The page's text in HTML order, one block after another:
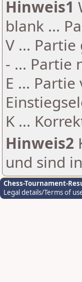
Hinweis1
blank ...
V ...
- ... Partie
E ...
K ...
Hinweis2
und sind
Chess-Tournament-
Legal details/Terms of